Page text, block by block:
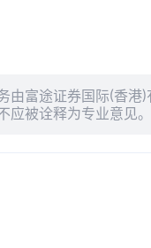
由富途证券国际(香
被诠释为专业意见。